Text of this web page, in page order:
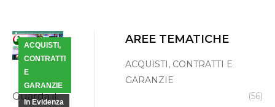
Nov
15
2024
ACQUISTI,
CONTRATTI
E
GARANZIE
In Evidenza
Guarda il
AREE TEMATICHE
ACQUISTI, CONTRATTI E
GARANZIE
(56)